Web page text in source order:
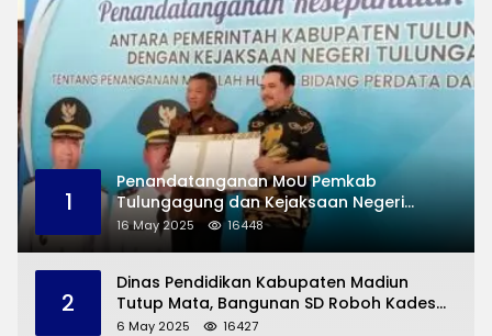
1
Penandatanganan MoU Pemkab
Tulungagung dan Kejaksaan Negeri
Permasalahan Hukum
16 May 2025 16448
2
Dinas Pendidikan Kabupaten Madiun
Tutup Mata, Bangunan SD Roboh Kades
Dermorejo Bangun Pakai Dana Pribadi
6 May 2025 16427